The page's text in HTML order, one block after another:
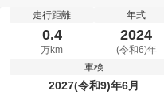
走行距離
0.4
万km
年式
2024
(令和6)年
車検
2027(令和9)年6月